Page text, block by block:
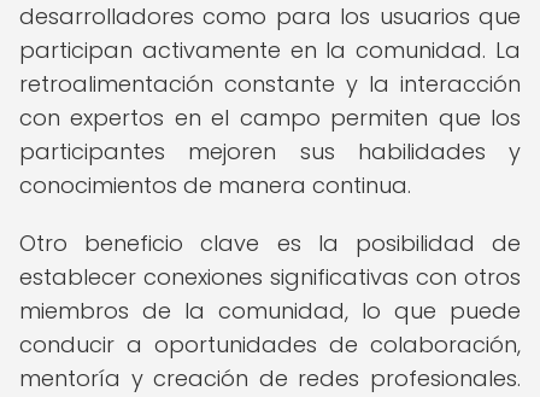
desarrolladores como para los usuarios que
participan activamente en la comunidad. La
retroalimentación constante y la interacción
con expertos en el campo permiten que los
participantes mejoren sus habilidades y
conocimientos de manera continua.
Otro beneficio clave es la posibilidad de
establecer conexiones significativas con otros
miembros de la comunidad, lo que puede
conducir a oportunidades de colaboración,
mentoría y creación de redes profesionales.